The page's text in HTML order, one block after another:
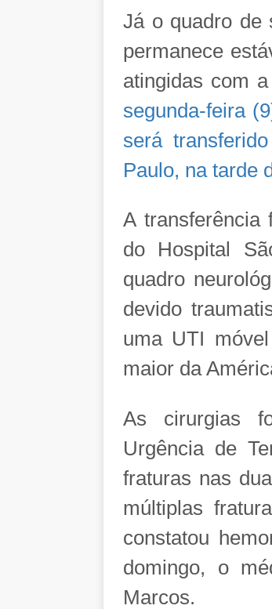
Já o quadro de
permanece
atingidas com
segunda-feira
será
Paulo, na tarde
A transferência
do Hospital
quadro
devido
uma UTI
maior da
As cirurgias
Urgência de
fraturas nas
múltiplas
constatou
domingo, o
Marcos.